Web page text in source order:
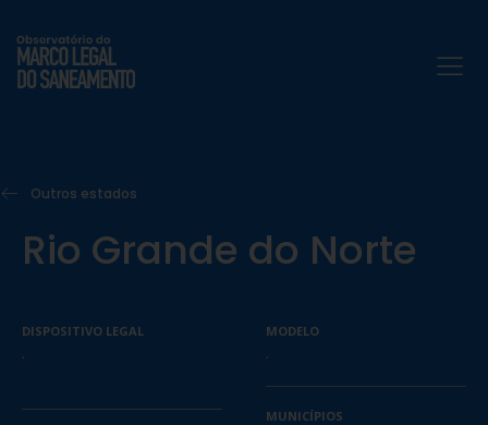
Outros estados
Rio Grande do Norte
DISPOSITIVO LEGAL
.
MODELO
.
MUNICÍPIOS